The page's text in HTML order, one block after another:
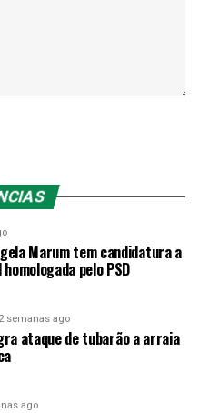
Marum tem candidatura a
pelo PSD
2 semanas ago
ataque de tubarão a arraia
ago